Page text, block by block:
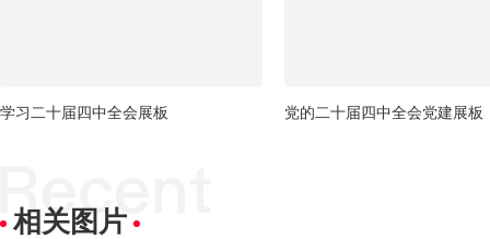
学习二十届四中全会展板 党的二十届四中全会党建展板
相关图片